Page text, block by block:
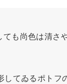
も尚色は清さ
してゐるポトフ